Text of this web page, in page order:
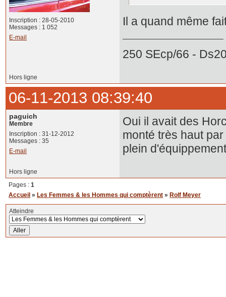
Inscription : 28-05-2010
Messages : 1 052
E-mail
Il a quand même
250 SEcp/66 -
Hors ligne
06-11-2013 08:39:40
paguich
Membre
Inscription : 31-12-2012
Messages : 35
E-mail
Oui il avait des
monté très haut
plein
Hors ligne
Pages :1
Accueil » Les Femmes & les Hommes qui comptèrent » Rolf Meyer
Atteindre